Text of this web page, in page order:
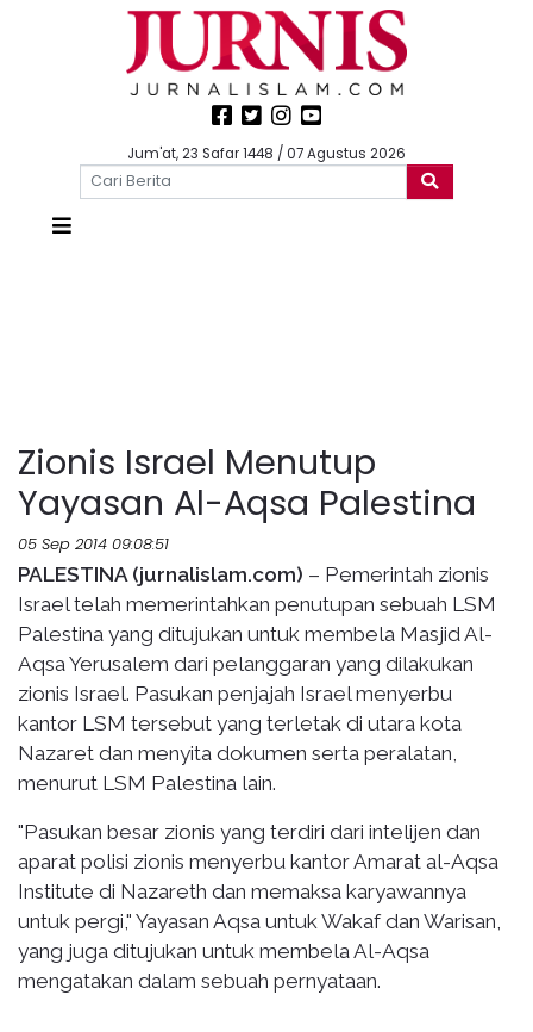
Jum'at, 23 Safar 1448 / 07 Agustus 2026
Zionis Israel Menutup
Yayasan Al-Aqsa Palestina
05 Sep 2014 09:08:51
PALESTINA (jurnalislam.com) – Pemerintah zionis
Israel telah memerintahkan penutupan sebuah LSM
Palestina yang ditujukan untuk membela Masjid Al-
Aqsa Yerusalem dari pelanggaran yang dilakukan
zionis Israel. Pasukan penjajah Israel menyerbu
kantor LSM tersebut yang terletak di utara kota
Nazaret dan menyita dokumen serta peralatan,
menurut LSM Palestina lain.
"Pasukan besar zionis yang terdiri dari intelijen dan
aparat polisi zionis menyerbu kantor Amarat al-Aqsa
Institute di Nazareth dan memaksa karyawannya
untuk pergi," Yayasan Aqsa untuk Wakaf dan Warisan,
yang juga ditujukan untuk membela Al-Aqsa
mengatakan dalam sebuah pernyataan.